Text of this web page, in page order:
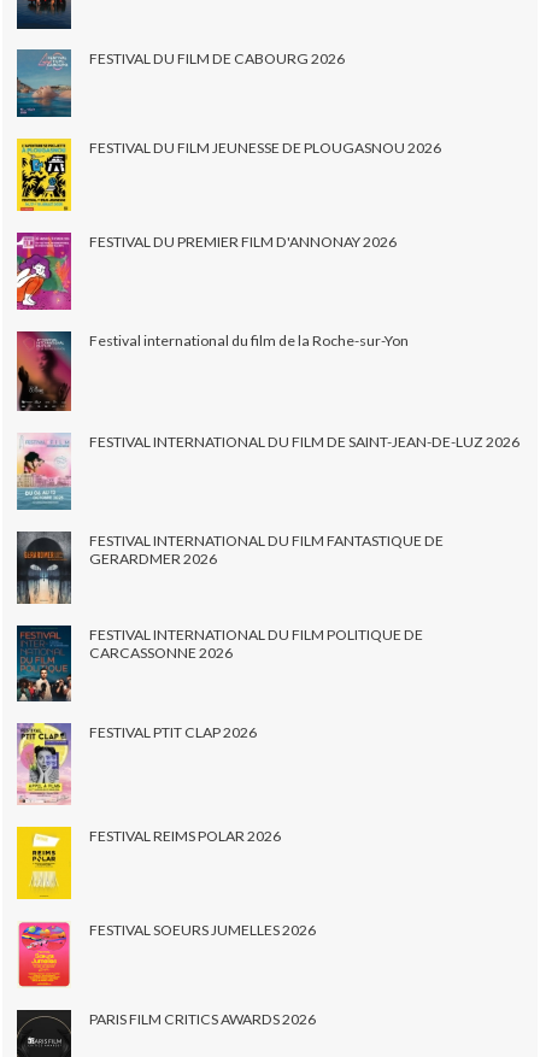
FESTIVAL DU FILM DE CABOURG 2026
FESTIVAL DU FILM JEUNESSE DE PLOUGASNOU 2026
FESTIVAL DU PREMIER FILM D'ANNONAY 2026
Festival international du film de la Roche-sur-Yon
FESTIVAL INTERNATIONAL DU FILM DE SAINT-JEAN-DE-LUZ 2026
FESTIVAL INTERNATIONAL DU FILM FANTASTIQUE DE
GERARDMER 2026
FESTIVAL INTERNATIONAL DU FILM POLITIQUE DE
CARCASSONNE 2026
FESTIVAL PTIT CLAP 2026
FESTIVAL REIMS POLAR 2026
FESTIVAL SOEURS JUMELLES 2026
PARIS FILM CRITICS AWARDS 2026